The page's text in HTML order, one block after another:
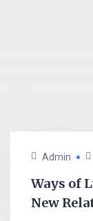
Admin
Ways of
New